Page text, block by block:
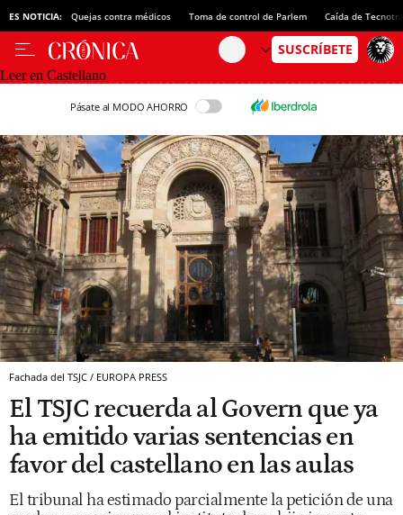
ES NOTICIA: Quejas contra médicos Toma de control de Parlem Caída de
Leer en Castellano
Pásate al MODO AHORRO
Fachada del TSJC / EUROPA PRESS
El TSJC recuerda al Govern que ya
ha emitido varias sentencias en
favor del castellano en las aulas
El tribunal ha estimado parcialmente la petición de una